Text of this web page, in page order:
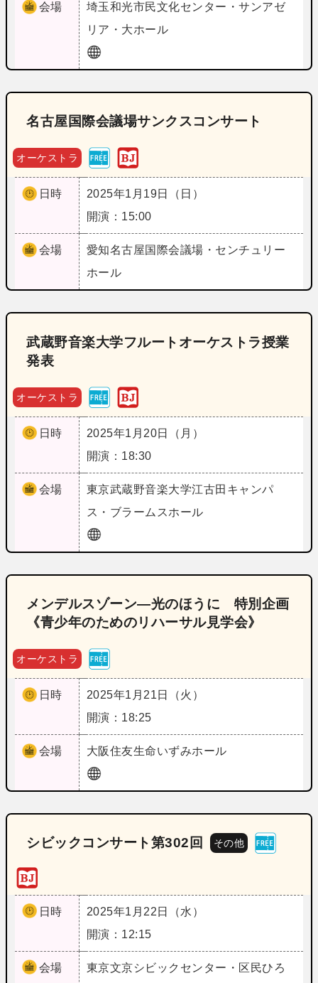
会場 埼玉和光市民文化センター・サンアゼ
リア・大ホール
名古屋国際会議場サンクスコンサート
オーケストラ
日時
2025年1月19日（日）
開演：15:00
会場 愛知名古屋国際会議場・センチュリー
ホール
武蔵野音楽大学フルートオーケストラ授業
発表
オーケストラ
日時
2025年1月20日（月）
開演：18:30
会場 東京武蔵野音楽大学江古田キャンパ
ス・ブラームスホール
メンデルスゾーン―光のほうに 特別企画
《青少年のためのリハーサル見学会》
オーケストラ
日時
2025年1月21日（火）
開演：18:25
会場 大阪住友生命いずみホール
シビックコンサート第302回 その他
日時
2025年1月22日（水）
開演：12:15
会場 東京文京シビックセンター・区民ひろ